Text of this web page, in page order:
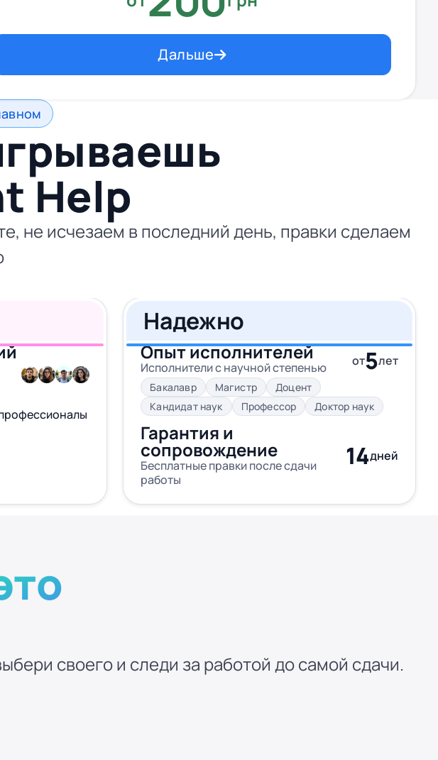
Дальше
Help
не исчезаем в последний день, правки сделаем
Надежно
Опыт исполнителей
Исполнители с научной степенью от5лет
Бакалавр Магистр
Доцент
Кандидат наук
Профессор Доктор наук
Гарантия и
сопровождение
Бесплатные правки после сдачи
работы
14дней
своего и следи за работой до самой сдачи.